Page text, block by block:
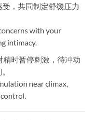
，共同制定舒缓压力
with your
intimacy.
精时暂停刺激，待冲动
near climax,